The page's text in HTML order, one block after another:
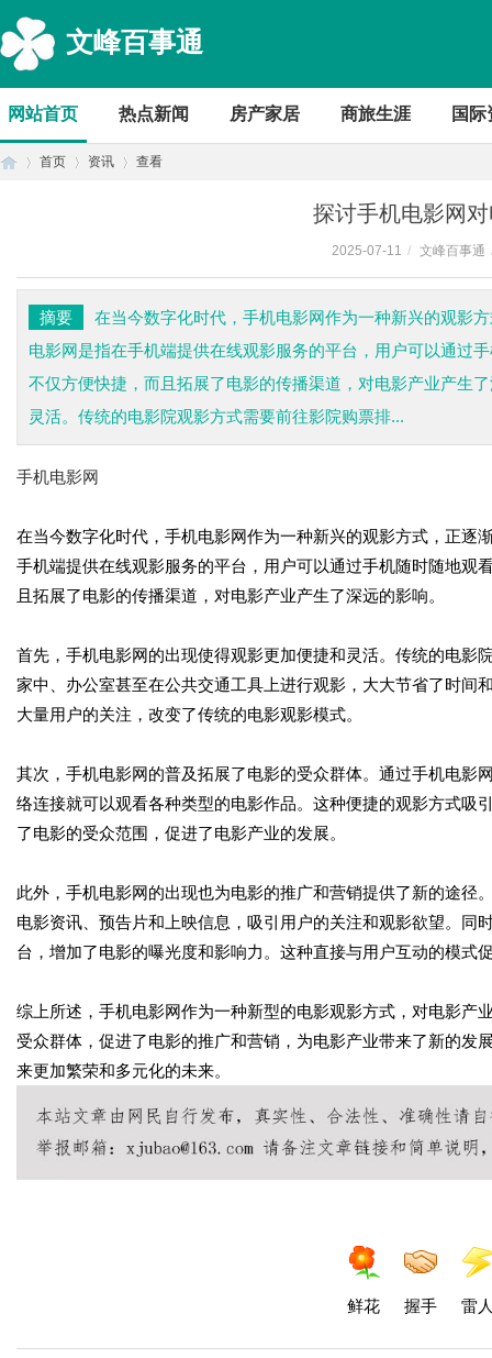
文峰百事通
网站首页 热点新闻 房产家居 商旅生涯 国际
首页 资讯 查看
探讨手机电影网
2025-07-11 / 文峰百事通
摘要
在当今数字化时代，手机电影网作为一种新兴的观影
电影网是指在手机端提供在线观影服务的平台，用户可以通过
不仅方便快捷，而且拓展了电影的传播渠道，对电影产业产生
灵活。传统的电影院观影方式需要前往影院购票排...
手机电影网
在当今数字化时代，手机电影网作为一种新兴的观影方式，正逐
手机端提供在线观影服务的平台，用户可以通过手机随时随地观
且拓展了电影的传播渠道，对电影产业产生了深远的影响。
首先，手机电影网的出现使得观影更加便捷和灵活。传统的电影
家中、办公室甚至在公共交通工具上进行观影，大大节省了时间
大量用户的关注，改变了传统的电影观影模式。
其次，手机电影网的普及拓展了电影的受众群体。通过手机电影
络连接就可以观看各种类型的电影作品。这种便捷的观影方式吸
了电影的受众范围，促进了电影产业的发展。
此外，手机电影网的出现也为电影的推广和营销提供了新的途
电影资讯、预告片和上映信息，吸引用户的关注和观影欲望。
台，增加了电影的曝光度和影响力。这种直接与用户互动的模式
综上所述，手机电影网作为一种新型的电影观影方式，对电影产
受众群体，促进了电影的推广和营销，为电影产业带来了新的
来更加繁荣和多元化的未来。
鲜花 握手 雷